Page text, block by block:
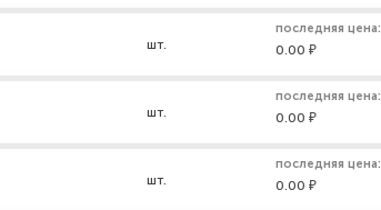
шт.
последняя цена:
0.00 ₽
шт.
последняя цена:
0.00 ₽
шт.
последняя цена:
0.00 ₽